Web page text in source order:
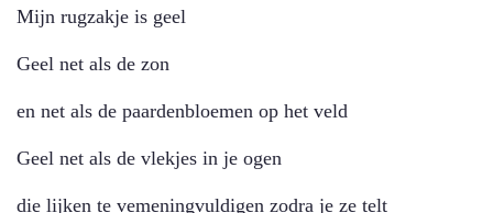
Mijn rugzakje is geel
Geel net als de zon
en net als de paardenbloemen op het veld
Geel net als de vlekjes in je ogen
die lijken te vemeningvuldigen zodra je ze telt